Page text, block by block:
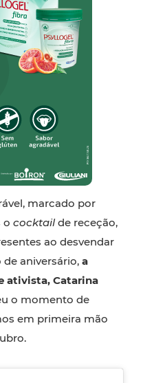
marcado por
o cocktailde receção,
ao desvendar
aniversário, a
ativista, Catarina
o momento de
em primeira mão